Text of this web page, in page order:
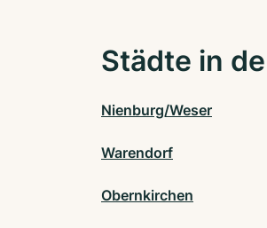
Städte in
Nienburg/Weser
Warendorf
Obernkirchen